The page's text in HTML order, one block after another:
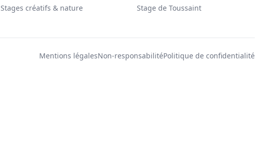
Stages créatifs & nature Stage de Toussaint
Mentions légalesNon-responsabilitéPolitique de confidentialité